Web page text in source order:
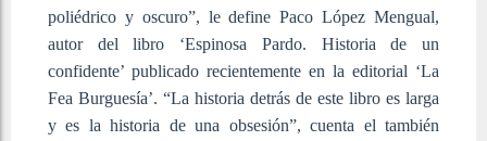
poliédrico y oscuro”, le define Paco López Mengual,
autor del libro ‘Espinosa Pardo. Historia de un
confidente’ publicado recientemente en la editorial ‘La
Fea Burguesía’. “La historia detrás de este libro es larga
y es la historia de una obsesión”, cuenta el también